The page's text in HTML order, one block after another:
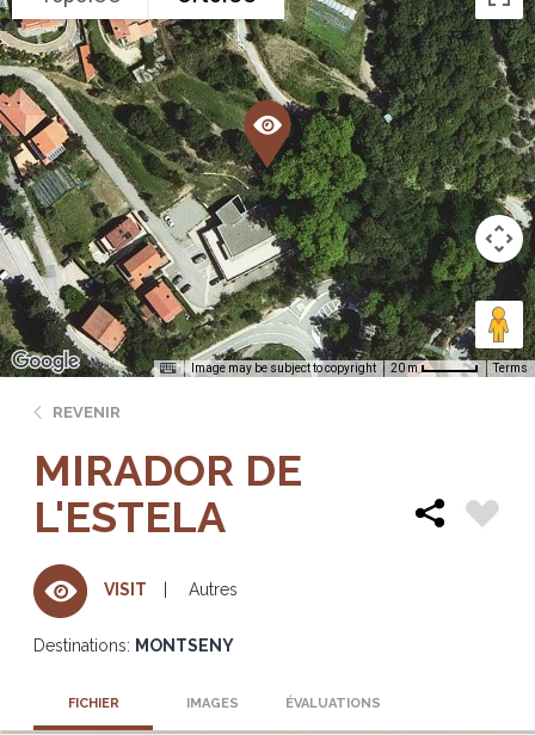
Image may be subject to copyright 20 m Terms
REVENIR
MIRADOR DE
L'ESTELA
VISIT Autres
Destinations: MONTSENY
FICHIER IMAGES ÉVALUATIONS